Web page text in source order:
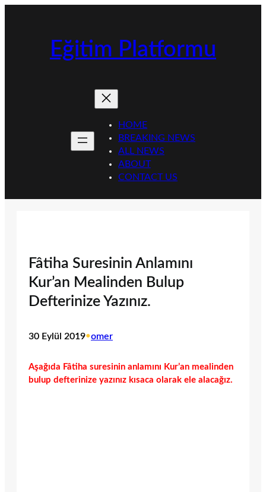
Eğitim Platformu
HOME
BREAKING NEWS
ALL NEWS
ABOUT
CONTACT US
Fâtiha Suresinin Anlamını
Kur’an Mealinden Bulup
Defterinize Yazınız.
30 Eylül 2019•omer
Aşağıda Fâtiha suresinin anlamını Kur’an mealinden
bulup defterinize yazınız kısaca olarak ele alacağız.